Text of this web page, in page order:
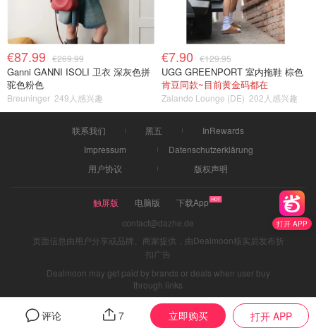
打开 APP
评论 7 立即购买 打开 APP
€87.99 €269.99
Ganni GANNI ISOLI 卫衣 深灰色拼
驼色粉色
Breuninger 249人感兴趣
€7.90 €129.95
UGG GREENPORT 室内拖鞋 棕色
肯豆同款~目前黄金码都在
Zalando Lounge (DE) 202人感兴趣
联系我们 黑五
InRewards
Impressum
Datenschutzerklärung
用户协议
版权声明
触屏版 电脑版
下载App
contact@dazhe.de
页面信息由用户分享或品牌、商家提供，由Dealmoon核实后发布折
扣广告
Dealmoon may get paid by brands or deals when user buy
through links